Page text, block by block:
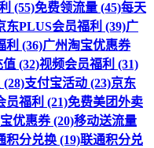
(55)免费领流量 (45)每天
东PLUS会员福利 (39)广
利 (36)广州淘宝优惠券
(32)视频会员福利 (31)
支付宝活动 (23)京东
员福利 (21)免费美团外卖
优惠券 (20)移动送流量
积分兑换 (19)联通积分兑